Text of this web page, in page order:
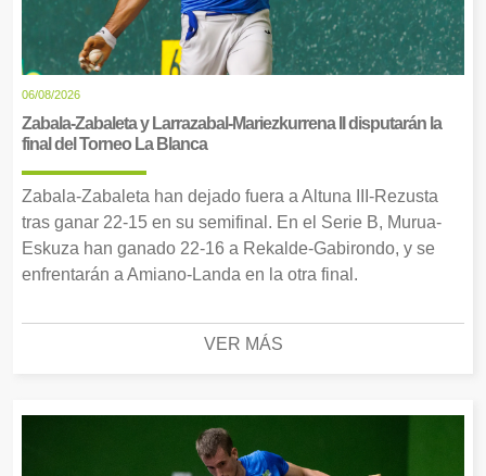
06/08/2026
Zabala-Zabaleta y Larrazabal-Mariezkurrena II disputarán la
final del Torneo La Blanca
Zabala-Zabaleta han dejado fuera a Altuna III-Rezusta
tras ganar 22-15 en su semifinal. En el Serie B, Murua-
Eskuza han ganado 22-16 a Rekalde-Gabirondo, y se
enfrentarán a Amiano-Landa en la otra final.
VER MÁS